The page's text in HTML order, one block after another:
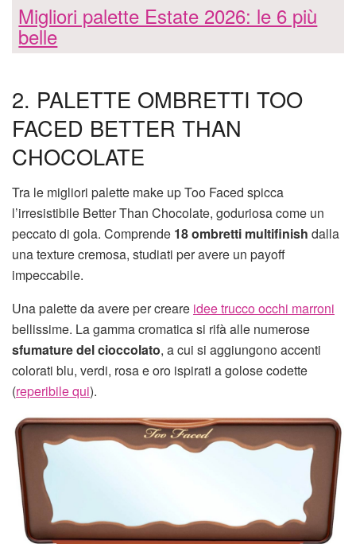
Migliori palette Estate 2026: le 6 più
belle
2. PALETTE OMBRETTI TOO
FACED BETTER THAN
CHOCOLATE
Tra le migliori palette make up Too Faced spicca
l’irresistibile Better Than Chocolate, goduriosa come un
peccato di gola. Comprende 18 ombretti multifinish dalla
una texture cremosa, studiati per avere un payoff
impeccabile.
Una palette da avere per creare idee trucco occhi marroni
bellissime. La gamma cromatica si rifà alle numerose
sfumature del cioccolato, a cui si aggiungono accenti
colorati blu, verdi, rosa e oro ispirati a golose codette
(reperibile qui).